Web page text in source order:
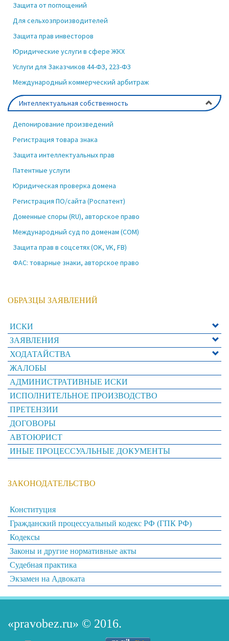
Защита от поглощений
Для сельхозпроизводителей
Защита прав инвесторов
Юридические услуги в сфере ЖКХ
Услуги для Заказчиков 44-ФЗ, 223-ФЗ
Международный коммерческий арбитраж
Интеллектуальная собственность
Депонирование произведений
Регистрация товара знака
Защита интеллектуальных прав
Патентные услуги
Юридическая проверка домена
Регистрация ПО/сайта (Роспатент)
Доменные споры (RU), авторское право
Международный суд по доменам (COM)
Защита прав в соцсетях (OK, VK, FB)
ФАС: товарные знаки, авторское право
ОБРАЗЦЫ ЗАЯВЛЕНИЙ
ИСКИ
ЗАЯВЛЕНИЯ
ХОДАТАЙСТВА
ЖАЛОБЫ
АДМИНИСТРАТИВНЫЕ ИСКИ
ИСПОЛНИТЕЛЬНОЕ ПРОИЗВОДСТВО
ПРЕТЕНЗИИ
ДОГОВОРЫ
АВТОЮРИСТ
ИНЫЕ ПРОЦЕССУАЛЬНЫЕ ДОКУМЕНТЫ
ЗАКОНОДАТЕЛЬСТВО
Конституция
Гражданский процессуальный кодекс РФ (ГПК РФ)
Кодексы
Законы и другие нормативные акты
Судебная практика
Экзамен на Адвоката
«pravobez.ru» © 2016.